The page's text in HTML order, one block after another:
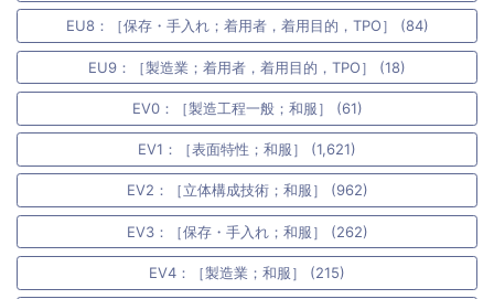
EU8：［保存・手入れ；着用者，着用目的，TPO］ (84)
EU9：［製造業；着用者，着用目的，TPO］ (18)
EV0：［製造工程一般；和服］ (61)
EV1：［表面特性；和服］ (1,621)
EV2：［立体構成技術；和服］ (962)
EV3：［保存・手入れ；和服］ (262)
EV4：［製造業；和服］ (215)